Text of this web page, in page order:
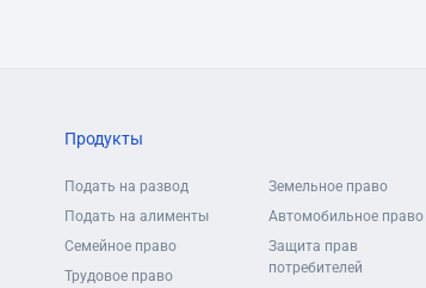
Продукты
Подать на развод
Подать на алименты
Семейное право
Трудовое право
Земельное право
Автомобильное право
Защита прав
потребителей